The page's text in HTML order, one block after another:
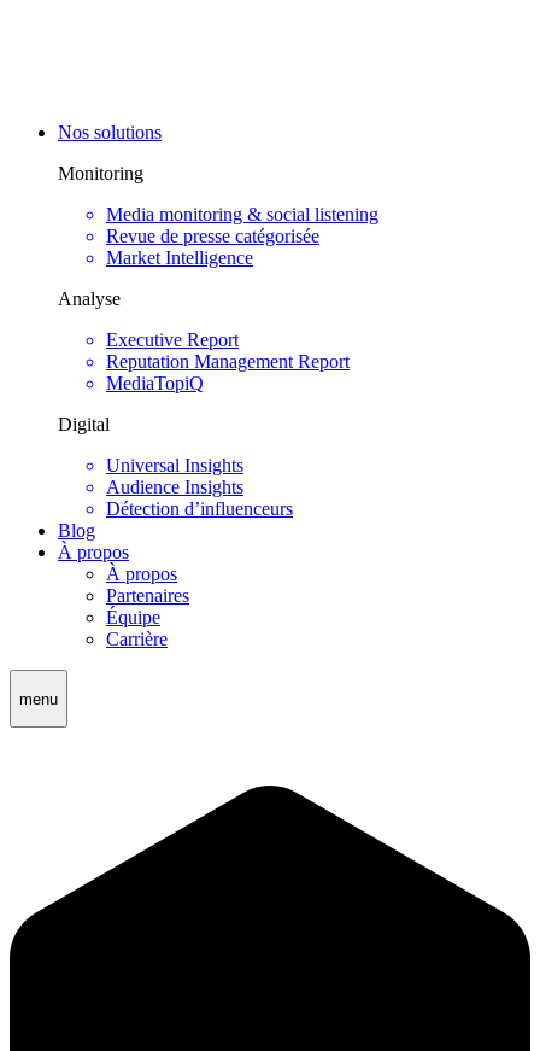
Nos solutions
Monitoring
Media monitoring & social listening
Revue de presse catégorisée
Market Intelligence
Analyse
Executive Report
Reputation Management Report
MediaTopiQ
Digital
Universal Insights
Audience Insights
Détection d’influenceurs
Blog
À propos
À propos
Partenaires
Équipe
Carrière
menu